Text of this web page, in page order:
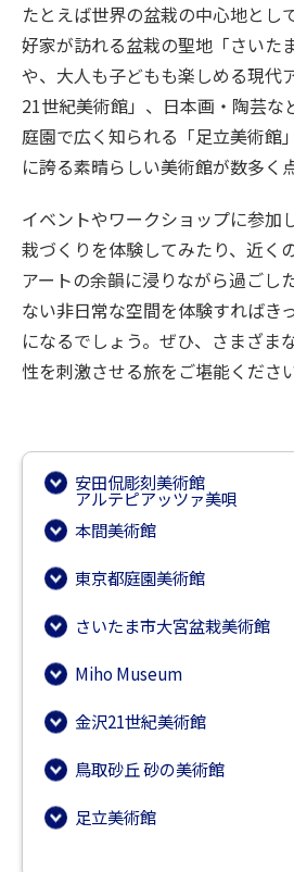
たとえば世界の盆栽の中心地とし
好家が訪れる盆栽の聖地「さいた
や、大人も子どもも楽しめる現代
21世紀美術館」、日本画・陶芸な
庭園で広く知られる「足立美術館
に誇る素晴らしい美術館が数多く
イベントやワークショップに参加
栽づくりを体験してみたり、近く
アートの余韻に浸りながら過ごし
ない非日常な空間を体験すればき
になるでしょう。ぜひ、さまざま
性を刺激させる旅をご堪能ください
安田侃彫刻美術館
アルテピアッツァ美唄
本間美術館
東京都庭園美術館
さいたま市大宮盆栽美術館
Miho Museum
金沢21世紀美術館
鳥取砂丘 砂の美術館
足立美術館